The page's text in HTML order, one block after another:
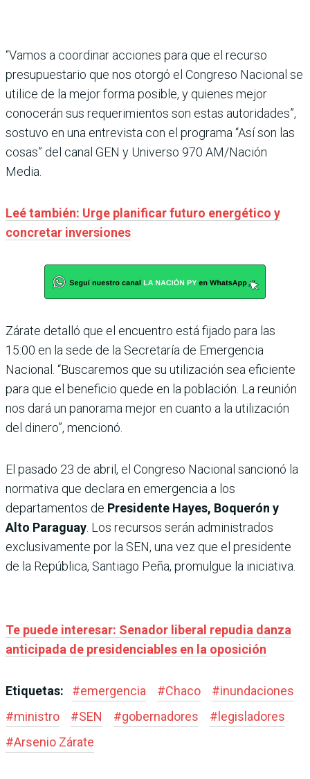
“Vamos a coordinar acciones para que el recurso
presupuestario que nos otorgó el Congreso Nacional se
utilice de la mejor forma posible, y quienes mejor
conocerán sus requerimientos son estas autoridades”,
sostuvo en una entrevista con el programa “Así son las
cosas” del canal GEN y Universo 970 AM/Nación
Media.
Leé también: Urge planificar futuro energético y
concretar inversiones
Zárate detalló que el encuentro está fijado para las
15:00 en la sede de la Secretaría de Emergencia
Nacional. “Buscaremos que su utilización sea eficiente
para que el beneficio quede en la población. La reunión
nos dará un panorama mejor en cuanto a la utilización
del dinero”, mencionó.
El pasado 23 de abril, el Congreso Nacional sancionó la
normativa que declara en emergencia a los
departamentos de Presidente Hayes, Boquerón y
Alto Paraguay . Los recursos serán administrados
exclusivamente por la SEN, una vez que el presidente
de la República, Santiago Peña, promulgue la iniciativa.
Te puede interesar: Senador liberal repudia danza
anticipada de presidenciables en la oposición
Etiquetas: #emergencia #Chaco #inundaciones
#ministro #SEN #gobernadores # legisladores
#Arsenio Zárate